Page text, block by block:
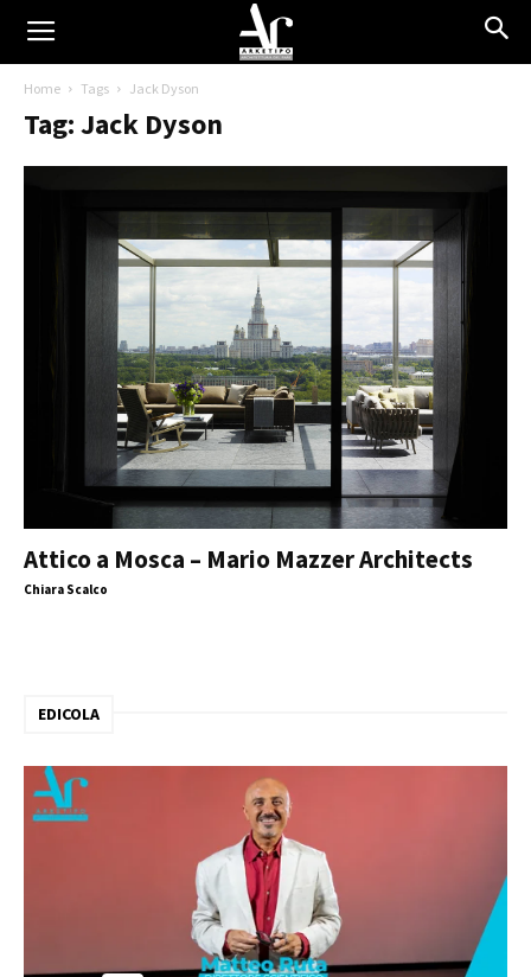
Home Tags Jack Dyson
Tag: Jack Dyson
Attico a Mosca – Mario Mazzer Architects
Chiara Scalco
EDICOLA